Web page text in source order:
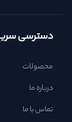
دسترسی
محصولات
درباره ما
تماس با ما